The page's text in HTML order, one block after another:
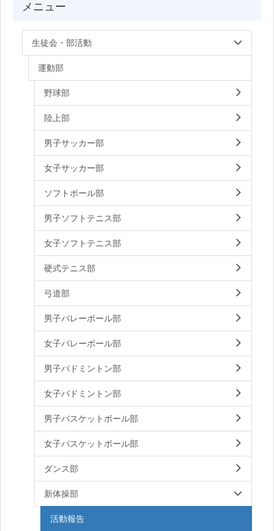
メニュー
生徒会・部活動
運動部
野球部
陸上部
男子サッカー部
女子サッカー部
ソフトボール部
男子ソフトテニス部
女子ソフトテニス部
硬式テニス部
弓道部
男子バレーボール部
女子バレーボール部
男子バドミントン部
女子バドミントン部
男子バスケットボール部
女子バスケットボール部
ダンス部
新体操部
活動報告